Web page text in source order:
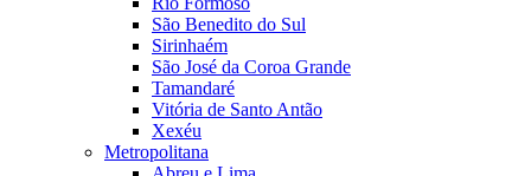
São Benedito do Sul
Sirinhaém
São José da Coroa Grande
Tamandaré
Vitória de Santo Antão
Xexéu
Metropolitana